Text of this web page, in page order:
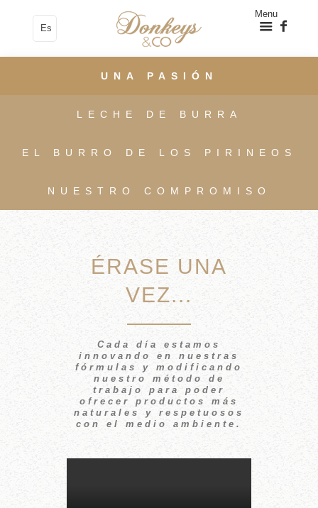
Menu
Es
UNA PASIÓN
LECHE DE BURRA
EL BURRO DE LOS PIRINEOS
NUESTRO COMPROMISO
ÉRASE UNA
VEZ...
Cada día estamos
innovando en nuestras
fórmulas y modificando
nuestro método de
trabajo para poder
ofrecer productos más
naturales y respetuosos
con el medio ambiente.